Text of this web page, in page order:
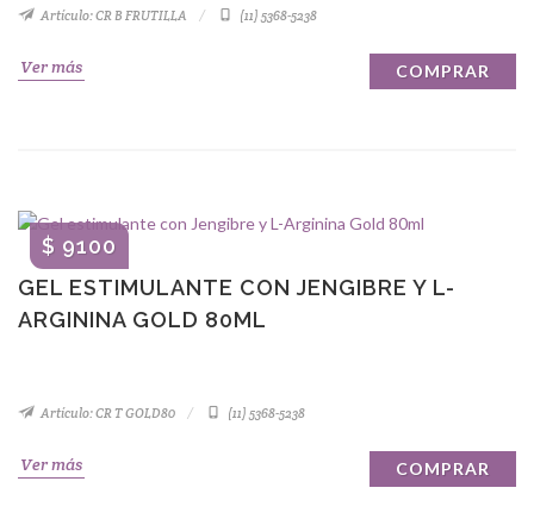
Artículo: CR B FRUTILLA (11) 5368-5238
Ver más COMPRAR
GEL ESTIMULANTE CON JENGIBRE Y L-
ARGININA GOLD 80ML
$ 9100
Artículo: CR T GOLD80 (11) 5368-5238
Ver más COMPRAR